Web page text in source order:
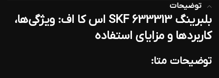
توضیحات
بلبرینگ 633313 SKF اس کا اف: ویژگی‌ها،
کاربردها و مزایای استفاده
توضیحات متا: